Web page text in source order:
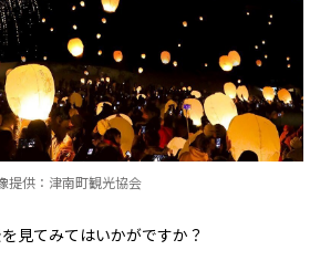
提供：津南町観光協会
見てみてはいかがですか？